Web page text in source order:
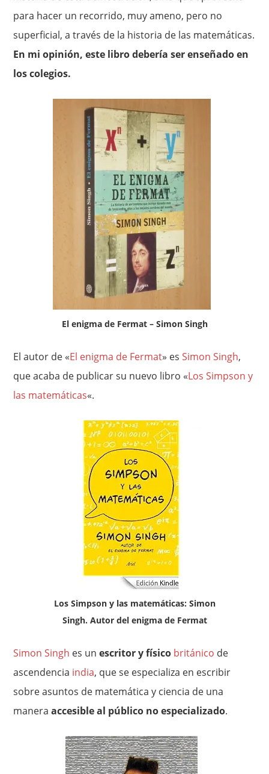
para hacer un recorrido, muy ameno, pero no
superficial, a través de la historia de las matemáticas.
En mi opinión, este libro debería ser enseñado en
los colegios.
El enigma de Fermat – Simon Singh
El autor de «El enigma de Fermat» esSimon Singh,
que acaba de publicar su nuevo libro «Los Simpson y
las matemáticas«.
Los Simpson y las matemáticas: Simon
Singh. Autor del enigma de Fermat
Simon Singh es unescritor y físico británico de
ascendencia india, que se especializa en escribir
sobre asuntos de matemática y ciencia de una
maneraaccesible al público no especializado.